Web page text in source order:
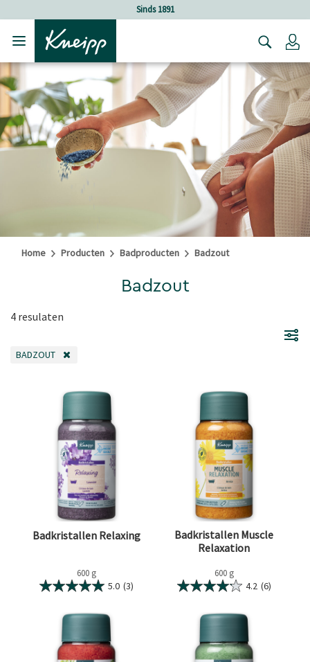
Verder gaan naar hoofdinhoud.Sinds 1891
Home Producten Badproducten Badzout
Badzout
4 resulaten
BADZOUT
Badkristallen Relaxing
600 g
5.0 (3)
Badkristallen Muscle
Relaxation
600 g
4.2 (6)